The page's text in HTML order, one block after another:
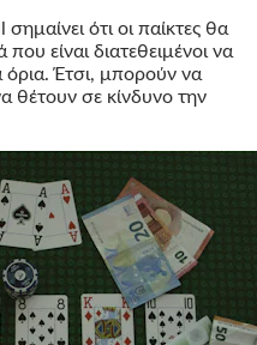
ότι οι παίκτες θα
είναι διατεθειμένοι να
όρια. Έτσι, μπορούν να
θέτουν σε κίνδυνο την